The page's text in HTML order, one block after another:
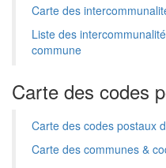
Carte des
Liste des
commune
Carte des codes
Carte des codes postaux
Carte des communes &